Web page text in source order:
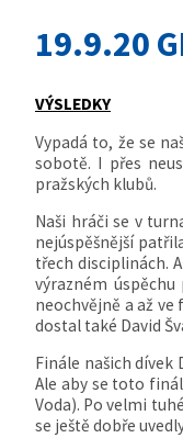
19.9.20
VÝSLEDKY
Vypadá to, že se
sobotě. I přes
pražských klubů.
Naši hráči se v
nejúspěšnější
třech disciplinách.
výrazném
neochvějně a až
dostal také David
Finále našich dívek
Ale aby se toto
Voda). Po velmi
se ještě dobře